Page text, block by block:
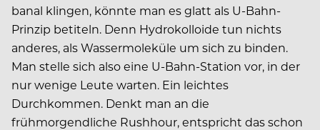
banal klingen, könnte man es glatt als U-Bahn-
Prinzip betiteln. Denn Hydrokolloide tun nichts
anderes, als Wassermoleküle um sich zu binden.
Man stelle sich also eine U-Bahn-Station vor, in der
nur wenige Leute warten. Ein leichtes
Durchkommen. Denkt man an die
frühmorgendliche Rushhour, entspricht das schon